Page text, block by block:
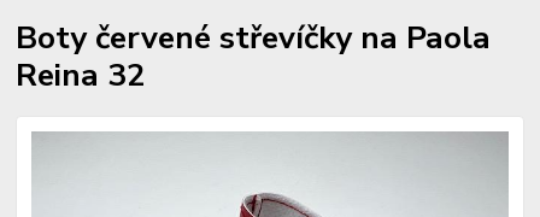
Boty červené střevíčky na Paola
Reina 32